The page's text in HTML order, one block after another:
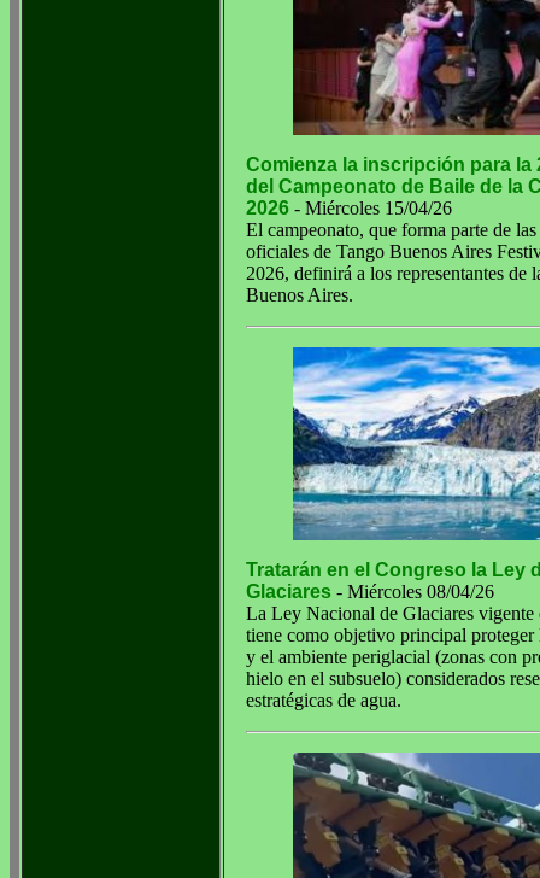
Comienza la inscripción para la
del Campeonato de Baile de la
2026 - Miércoles 15/04/26
El campeonato, que forma parte de
oficiales de Tango Buenos Aires
2026, definirá a los representantes de
Buenos Aires.
Tratarán en el Congreso la Ley
Glaciares - Miércoles 08/04/26
La Ley Nacional de Glaciares vigente
tiene como objetivo principal proteger
y el ambiente periglacial (zonas con
hielo en el subsuelo) considerados
estratégicas de agua.